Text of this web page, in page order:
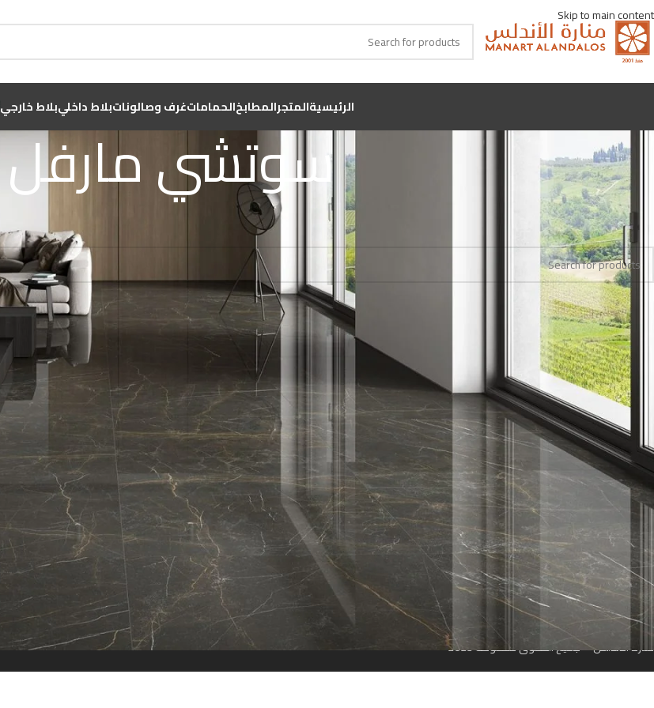
Skip to main content
الرئيسيةالمتجرالمطابخالحماماتغرف وصالوناتبلاط داخليبلاط خارجي
سوتشي مارفل Home اللون سوتشي مارفل
No products were found matching your selection.
روابط سريعة
من نحن
المتجر
تواصل معنا
الاقسام
بلاط داخلي
بلاط خارجي
منارة الأندلس © جميع الحقوق محفوظة 2023